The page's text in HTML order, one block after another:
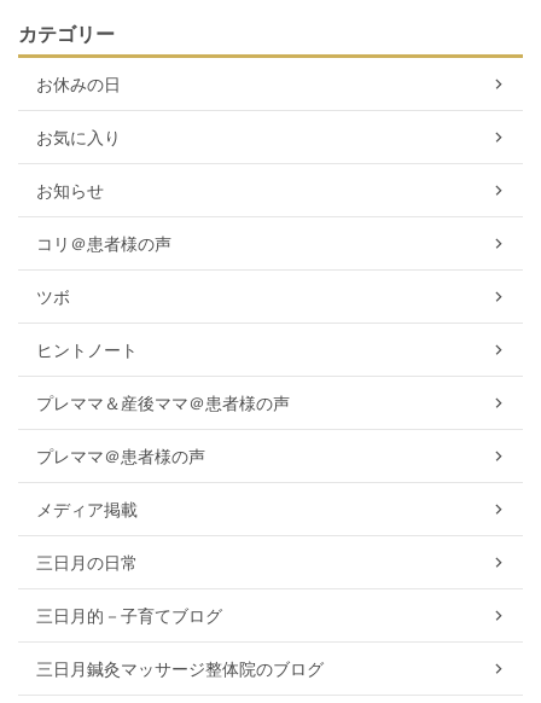
カテゴリー
お休みの日
お気に入り
お知らせ
コリ＠患者様の声
ツボ
ヒントノート
プレママ＆産後ママ＠患者様の声
プレママ＠患者様の声
メディア掲載
三日月の日常
三日月的－子育てブログ
三日月鍼灸マッサージ整体院のブログ